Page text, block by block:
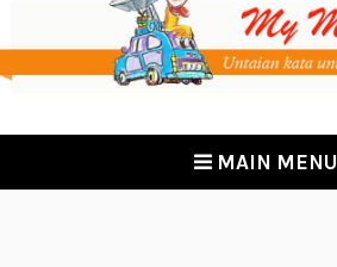
MAIN MENU